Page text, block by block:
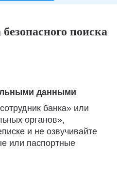
поиска
данными
банка» или
органов»,
и не озвучивайте
или паспортные